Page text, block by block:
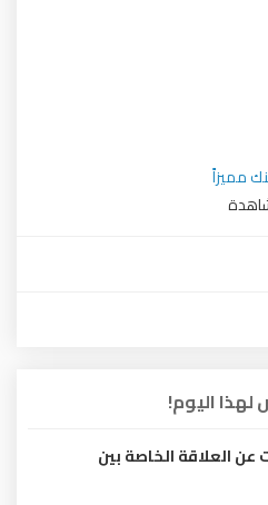
اليوم!
العلاقة الخاصة بين